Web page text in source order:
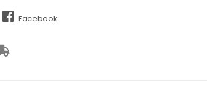
Facebook